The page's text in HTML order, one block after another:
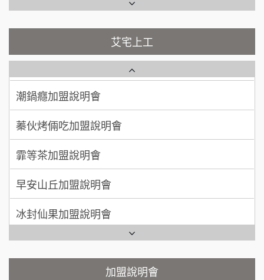
林 先生/小姐 屏東縣
加盟預算 100萬 ~ 200萬
吳 先生/小姐 屏東縣
加盟預算 100萬~200萬
周 先生/小姐 台北
加盟預算
徐 先生/小姐
加盟預算 50萬~75萬
何 先生/小姐
加盟預算 100萬~300萬
呂 先生/小姐 新竹市
艾宅上工
彭富貴加盟說明會
NU PASTA義大利麵加盟說明會
潮鍋癮加盟說明會
蓁伙烤倆吃加盟說明會
霏等茶加盟說明會
早安山丘加盟說明會
冰封仙果加盟說明會
Ramble Café 漫步藍咖啡加盟說明會
微風亭鐵板燒加盟說明會加盟說明會
藍象廷泰式火鍋加盟說明會
日十。早午食加盟說明會
上宇林加盟說明會
莫尼早餐Morni加盟說明會
手作功夫茶加盟說明會
SHARE TEA歇腳亭加盟說明會
潮味決-湯滷專門店加盟說明會
鬍子茶加盟說明會